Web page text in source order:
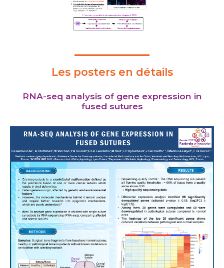
Les posters en détails
RNA-seq analysis of gene expression in
fused sutures